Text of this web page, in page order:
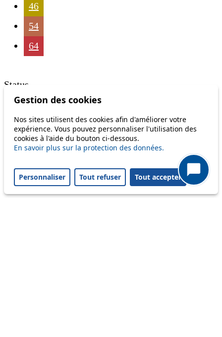
46
54
64
Status
Information
Ongoing disruption
Disruption to come
Only lines affected by disruptions are listed above.
Gestion des cookies
Nos sites utilisent des cookies afin d'améliorer votre
expérience. Vous pouvez personnaliser l'utilisation des
cookies à l'aide du bouton ci-dessous.
En savoir plus sur la protection des données.
Personnaliser Tout refuser Tout accepter